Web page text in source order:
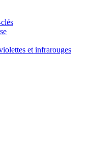
et infrarouges